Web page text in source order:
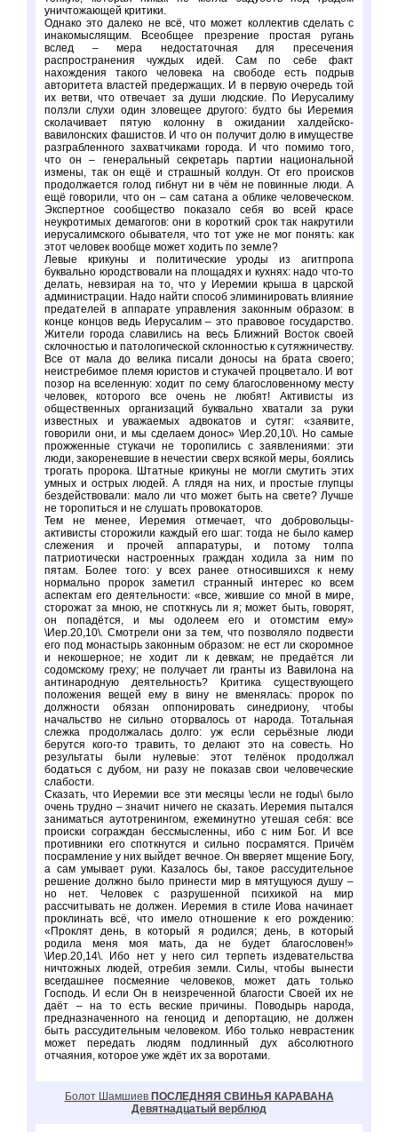
уничтожающей критики.
Однако это далеко не всё, что может коллектив сделать с
инакомыслящим. Всеобщее презрение простая ругань
вслед – мера недостаточная для пресечения
распространения чуждых идей. Сам по себе факт
нахождения такого человека на свободе есть подрыв
авторитета властей предержащих. И в первую очередь той
их ветви, что отвечает за души людские. По Иерусалиму
ползли слухи один зловещее другого: будто бы Иеремия
сколачивает пятую колонну в ожидании халдейско-
вавилонских фашистов. И что он получит долю в имуществе
разграбленного захватчиками города. И что помимо того,
что он – генеральный секретарь партии национальной
измены, так он ещё и страшный колдун. От его происков
продолжается голод гибнут ни в чём не повинные люди. А
ещё говорили, что он – сам сатана а облике человеческом.
Экспертное сообщество показало себя во всей красе
неукротимых демагогов: они в короткий срок так накрутили
иерусалимского обывателя, что тот уже не мог понять: как
этот человек вообще может ходить по земле?
Левые крикуны и политические уроды из агитпропа
буквально юродствовали на площадях и кухнях: надо что-то
делать, невзирая на то, что у Иеремии крыша в царской
администрации. Надо найти способ элиминировать влияние
предателей в аппарате управления законным образом: в
конце концов ведь Иерусалим – это правовое государство.
Жители города славились на весь Ближний Восток своей
склочностью и патологической склонностью к сутяжничеству.
Все от мала до велика писали доносы на брата своего;
неистребимое племя юристов и стукачей процветало. И вот
позор на вселенную: ходит по сему благословенному месту
человек, которого все очень не любят! Активисты из
общественных организаций буквально хватали за руки
известных и уважаемых адвокатов и сутяг: «заявите,
говорили они, и мы сделаем донос» \Иер.20,10\. Но самые
прожженные стукачи не торопились с заявлениями: эти
люди, закореневшие в нечестии сверх всякой меры, боялись
трогать пророка. Штатные крикуны не могли смутить этих
умных и острых людей. А глядя на них, и простые глупцы
бездействовали: мало ли что может быть на свете? Лучше
не торопиться и не слушать провокаторов.
Тем не менее, Иеремия отмечает, что добровольцы-
активисты сторожили каждый его шаг: тогда не было камер
слежения и прочей аппаратуры, и потому толпа
патриотически настроенных граждан ходила за ним по
пятам. Более того: у всех ранее относившихся к нему
нормально пророк заметил странный интерес ко всем
аспектам его деятельности: «все, жившие со мной в мире,
сторожат за мною, не споткнусь ли я; может быть, говорят,
он попадётся, и мы одолеем его и отомстим ему»
\Иер.20,10\. Смотрели они за тем, что позволяло подвести
его под монастырь законным образом: не ест ли скоромное
и некошерное; не ходит ли к девкам; не предаётся ли
содомскому греху; не получает ли гранты из Вавилона на
антинародную деятельность? Критика существующего
положения вещей ему в вину не вменялась: пророк по
должности обязан оппонировать синедриону, чтобы
начальство не сильно оторвалось от народа. Тотальная
слежка продолжалась долго: уж если серьёзные люди
берутся кого-то травить, то делают это на совесть. Но
результаты были нулевые: этот телёнок продолжал
бодаться с дубом, ни разу не показав свои человеческие
слабости.
Сказать, что Иеремии все эти месяцы \если не годы\ было
очень трудно – значит ничего не сказать. Иеремия пытался
заниматься аутотренингом, ежеминутно утешая себя: все
происки сограждан бессмысленны, ибо с ним Бог. И все
противники его споткнутся и сильно посрамятся. Причём
посрамление у них выйдет вечное. Он вверяет мщение Богу,
а сам умывает руки. Казалось бы, такое рассудительное
решение должно было принести мир в мятущуюся душу –
но нет. Человек с разрушенной психикой на мир
рассчитывать не должен. Иеремия в стиле Иова начинает
проклинать всё, что имело отношение к его рождению:
«Проклят день, в который я родился; день, в который
родила меня моя мать, да не будет благословен!»
\Иер.20,14\. Ибо нет у него сил терпеть издевательства
ничтожных людей, отребия земли. Силы, чтобы вынести
всегдашнее посмеяние человеков, может дать только
Господь. И если Он в неизреченной благости Своей их не
даёт – на то есть веские причины. Поводырь народа,
предназначенного на геноцид и депортацию, не должен
быть рассудительным человеком. Ибо только неврастеник
может передать людям подлинный дух абсолютного
отчаяния, которое уже ждёт их за воротами.
Болот Шамшиев ПОСЛЕДНЯЯ СВИНЬЯ КАРАВАНА
Девятнадцатый верблюд